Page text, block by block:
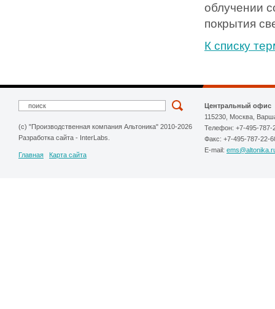
облучении
покрытия
К списку
(c) "Производственная компания Альтоника" 2010-2026
Разработка сайта - InterLabs
Главная Карта сайта
Центральный офис
115230, Москва,
Телефон: +7-495-787-
Факс: +7-495-787-22-
E-mail: